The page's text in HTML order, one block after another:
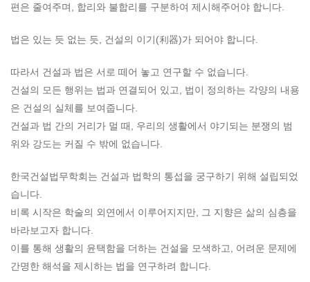
편은 줄여주며, 합리와 불합리를 구분하여 제시해주어야 합니다.
법은 있는 듯 없는 듯, 건설의 이기(利器)가 되어야 합니다.
따라서 건설과 법은 서로 떼어 놓고 연구할 수 없습니다.
건설의 모든 행위는 법과 연결되어 있고, 법이 정의하는 각양의 내용
은 건설의 실체를 보여줍니다.
건설과 법 간의 거리가 멀 때, 우리의 생활에서 야기되는 분쟁의 범
위와 강도는 커질 수 밖에 없습니다.
한국건설법무학회는 건설과 법학의 통섭을 궁구하기 위해 설립되었
습니다.
비록 시작은 학술의 외연에서 이루어지지만, 그 지향은 삶의 심층을
바라보고자 합니다.
이를 통해 생활의 윤택함을 더하는 건설을 모색하고, 어려운 문제에
간명한 해석을 제시하는 법을 연구하려 합니다.